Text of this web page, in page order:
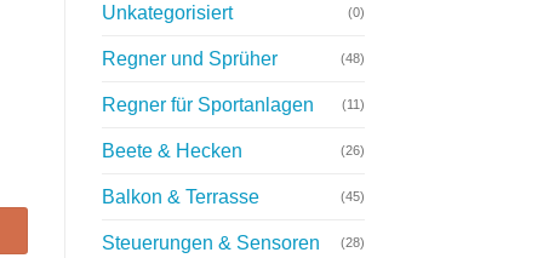
Unkategorisiert (0)
Regner und Sprüher (48)
Regner für Sportanlagen (11)
Beete & Hecken (26)
Balkon & Terrasse (45)
Steuerungen & Sensoren (28)